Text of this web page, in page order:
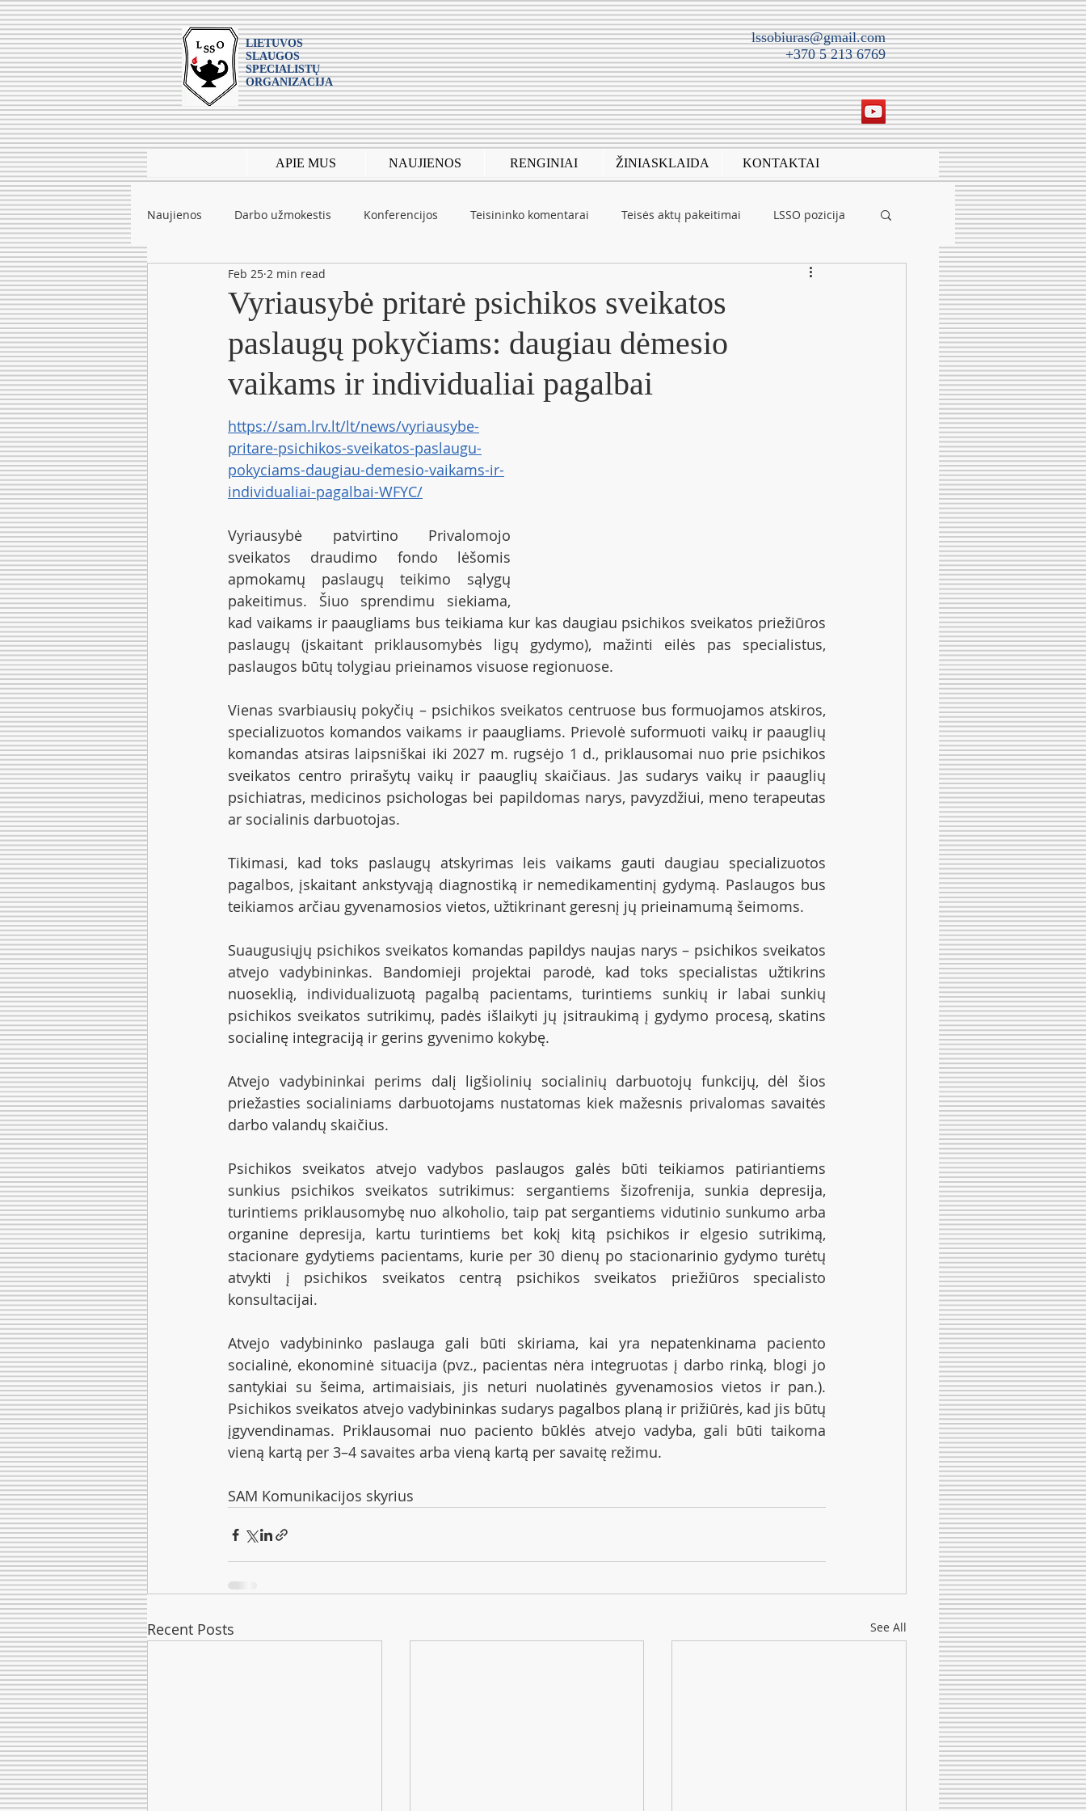
LIETUVOS
SLAUGOS
SPECIALISTŲ
ORGANIZACIJA
lssobiuras@gmail.com
+370 5 213 6769
APIE MUS NAUJIENOS RENGINIAI ŽINIASKLAIDA KONTAKTAI
Naujienos Darbo užmokestis Konferencijos Teisininko komentarai Teisės aktų pakeitimai LSSO pozicija
mokslas
Vyriausybė pritarė psichikos sveikatos
paslaugų pokyčiams: daugiau dėmesio
vaikams ir individualiai pagalbai
Feb 25 2 min read
https://sam.lrv.lt/lt/news/vyriausybe-
pritare-psichikos-sveikatos-paslaugu-
pokyciams-daugiau-demesio-vaikams-ir-
individualiai-pagalbai-WFYC/
Vyriausybė patvirtino Privalomojo
sveikatos draudimo fondo lėšomis
apmokamų paslaugų teikimo sąlygų
pakeitimus. Šiuo sprendimu siekiama,
kad vaikams ir paaugliams bus teikiama kur kas daugiau psichikos sveikatos priežiūros
paslaugų (įskaitant priklausomybės ligų gydymo), mažinti eilės pas specialistus,
paslaugos būtų tolygiau prieinamos visuose regionuose.
Vienas svarbiausių pokyčių – psichikos sveikatos centruose bus formuojamos atskiros,
specializuotos komandos vaikams ir paaugliams. Prievolė suformuoti vaikų ir paauglių
komandas atsiras laipsniškai iki 2027 m. rugsėjo 1 d., priklausomai nuo prie psichikos
sveikatos centro prirašytų vaikų ir paauglių skaičiaus. Jas sudarys vaikų ir paauglių
psichiatras, medicinos psichologas bei papildomas narys, pavyzdžiui, meno terapeutas
ar socialinis darbuotojas.
Tikimasi, kad toks paslaugų atskyrimas leis vaikams gauti daugiau specializuotos
pagalbos, įskaitant ankstyvąją diagnostiką ir nemedikamentinį gydymą. Paslaugos bus
teikiamos arčiau gyvenamosios vietos, užtikrinant geresnį jų prieinamumą šeimoms.
Suaugusiųjų psichikos sveikatos komandas papildys naujas narys – psichikos sveikatos
atvejo vadybininkas. Bandomieji projektai parodė, kad toks specialistas užtikrins
nuoseklią, individualizuotą pagalbą pacientams, turintiems sunkių ir labai sunkių
psichikos sveikatos sutrikimų, padės išlaikyti jų įsitraukimą į gydymo procesą, skatins
socialinę integraciją ir gerins gyvenimo kokybę.
Atvejo vadybininkai perims dalį ligšiolinių socialinių darbuotojų funkcijų, dėl šios
priežasties socialiniams darbuotojams nustatomas kiek mažesnis privalomas savaitės
darbo valandų skaičius.
Psichikos sveikatos atvejo vadybos paslaugos galės būti teikiamos patiriantiems
sunkius psichikos sveikatos sutrikimus: sergantiems šizofrenija, sunkia depresija,
turintiems priklausomybę nuo alkoholio, taip pat sergantiems vidutinio sunkumo arba
organine depresija, kartu turintiems bet kokį kitą psichikos ir elgesio sutrikimą,
stacionare gydytiems pacientams, kurie per 30 dienų po stacionarinio gydymo turėtų
atvykti į psichikos sveikatos centrą psichikos sveikatos priežiūros specialisto
konsultacijai.
Atvejo vadybininko paslauga gali būti skiriama, kai yra nepatenkinama paciento
socialinė, ekonominė situacija (pvz., pacientas nėra integruotas į darbo rinką, blogi jo
santykiai su šeima, artimaisiais, jis neturi nuolatinės gyvenamosios vietos ir pan.).
Psichikos sveikatos atvejo vadybininkas sudarys pagalbos planą ir prižiūrės, kad jis būtų
įgyvendinamas. Priklausomai nuo paciento būklės atvejo vadyba, gali būti taikoma
vieną kartą per 3–4 savaites arba vieną kartą per savaitę režimu.
SAM Komunikacijos skyrius
Recent Posts See All